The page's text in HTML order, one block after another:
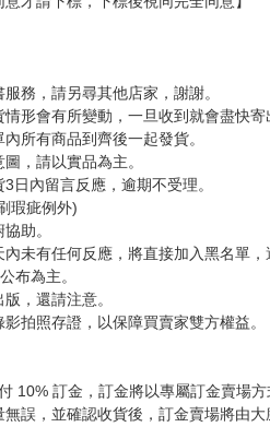
才請下標，下標後視同完全同意】
務，請另尋其他店家，謝謝。
所有商品到齊後一起發貨。
，請以實品為主。
日內留言反應，逾期不受理。
疵例外)